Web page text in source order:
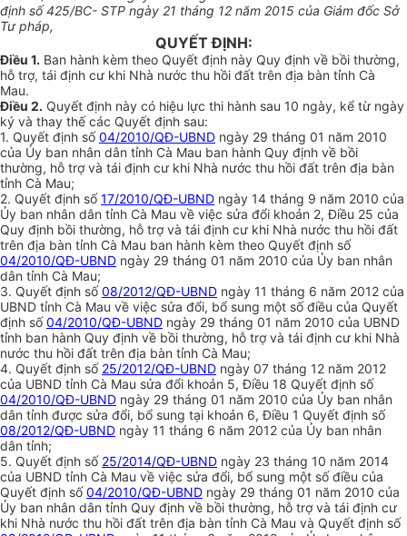
định số 425/BC- STP ngày 21 tháng 12 năm 2015 của Giám đốc Sở
Tư pháp,
QUYẾT ĐỊNH:
Điều 1. Ban hành kèm theo Quyết định này Quy định về bồi thường,
hỗ trợ, tái định cư khi Nhà nước thu hồi đất trên địa bàn tỉnh Cà
Mau.
Điều 2. Quyết định này có hiệu lực thi hành sau 10 ngày, kể từ ngày
ký và thay thế các Quyết định sau:
1. Quyết định số04/2010/QĐ-UBND ngày 29 tháng 01 năm 2010
của Ủy ban nhân dân tỉnh Cà Mau ban hành Quy định về bồi
thường, hỗ trợ và tái định cư khi Nhà nước thu hồi đất trên địa bàn
tỉnh Cà Mau;
2. Quyết định số17/2010/QĐ-UBND ngày 14 tháng 9 năm 2010 của
Ủy ban nhân dân tỉnh Cà Mau về việc sửa đổi khoản 2, Điều 25 của
Quy định bồi thường, hỗ trợ và tái định cư khi Nhà nước thu hồi đất
trên địa bàn tỉnh Cà Mau ban hành kèm theo Quyết định số
04/2010/QĐ-UBND ngày 29 tháng 01 năm 2010 của Ủy ban nhân
dân tỉnh Cà Mau;
3. Quyết định số08/2012/QĐ-UBND ngày 11 tháng 6 năm 2012 của
UBND tỉnh Cà Mau về việc sửa đổi, bổ sung một số điều của Quyết
định số04/2010/QĐ-UBND ngày 29 tháng 01 năm 2010 của UBND
tỉnh ban hành Quy định về bồi thường, hỗ trợ và tái định cư khi Nhà
nước thu hồi đất trên địa bàn tỉnh Cà Mau;
4. Quyết định số 25/2012/QĐ-UBND ngày 07 tháng 12 năm 2012
của UBND tỉnh Cà Mau sửa đổi khoản 5, Điều 18 Quyết định số
04/2010/QĐ-UBND ngày 29 tháng 01 năm 2010 của Ủy ban nhân
dân tỉnh được sửa đổi, bổ sung tại khoản 6, Điều 1 Quyết định số
08/2012/QĐ-UBND ngày 11 tháng 6 năm 2012 của Ủy ban nhân
dân tỉnh;
5. Quyết định số 25/2014/QĐ-UBND ngày 23 tháng 10 năm 2014
của UBND tỉnh Cà Mau về việc sửa đổi, bổ sung một số điều của
Quyết định số04/2010/QĐ-UBND ngày 29 tháng 01 năm 2010 của
Ủy ban nhân dân tỉnh Quy định về bồi thường, hỗ trợ và tái định cư
khi Nhà nước thu hồi đất trên địa bàn tỉnh Cà Mau và Quyết định số